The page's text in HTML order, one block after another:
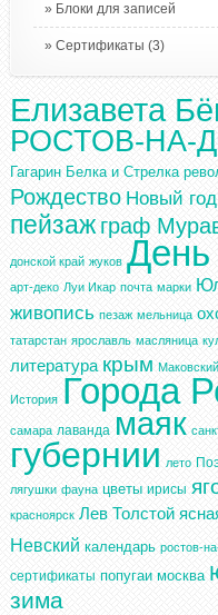
Блоки для записей
Сертификаты (3)
Елизавета
РОСТОВ-НА-
Гагарин Белка и Стрелка
Рождество Новый год
пейзаж граф
донской край жуков
арт-деко Луи Икар почта марки
живопись пезаж мельница
татарстан ярославль масляница
литература крым Маковский
История Города
самара лаванда маяк
губернии лето
лягушки фауна цветы ирисы
красноярск Лев Толстой
Невский календарь ростов-
сертификаты попугаи москва
зима